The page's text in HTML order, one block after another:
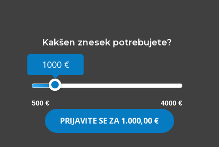
Kakšen znesek potrebujete?
1000 €
500 € 4000 €
PRIJAVITE SE ZA 1.000,00 €